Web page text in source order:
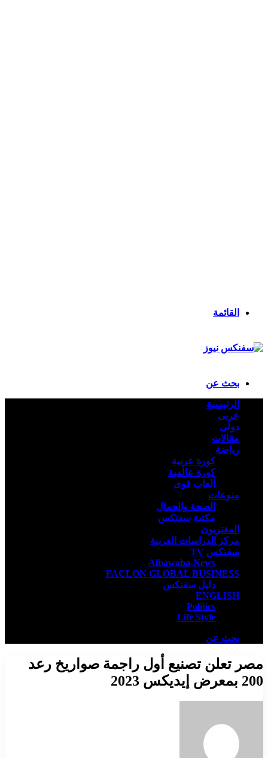
القائمة
بحث عن
الرئيسية
عربى
دولى
مقالات
رياضة
كورة عربية
كورة عالمية
ألعاب قوى
منوعات
الصحة والجمال
مكتبة سفنكس
المغتربون
مركز الدراسات العربية
سفنكس TV
Albawaba-News
FACLON GLOBAL BUSINESS
دليل سفنكس
ENGLISH
Politics
Life Style
بحث عن
مصر تعلن تصنيع أول راجمة صواريخ رعد
200 بمعرض إيديكس 2023